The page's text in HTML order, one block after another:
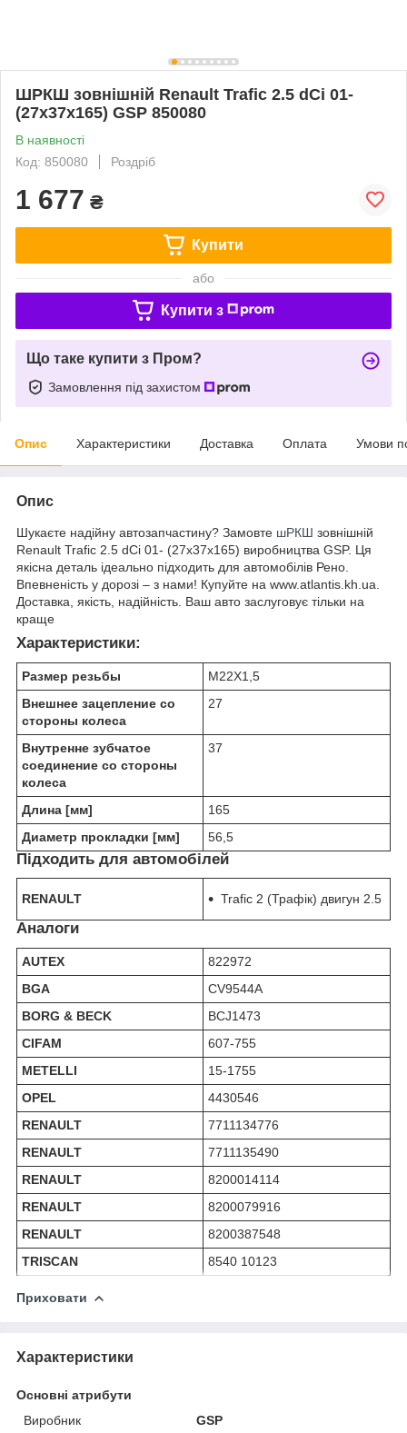
ШРКШ зовнішній Renault Trafic 2.5 dCi 01-
(27x37x165) GSP 850080
В наявності
Код: 850080
Роздріб
1 677 ₴
Купити
або
Купити з
Що таке купити з Пром?
Замовлення під захистом
Опис Характеристики Доставка Оплата Умови
Опис
Шукаєте надійну автозапчастину? Замовте шРКШ зовнішній
Renault Trafic 2.5 dCi 01- (27x37x165) виробництва GSP. Ця
якісна деталь ідеально підходить для автомобілів Рено.
Впевненість у дорозі – з нами! Купуйте на www.atlantis.kh.ua.
Доставка, якість, надійність. Ваш авто заслуговує тільки на
краще
Характеристики:
Размер резьбы
M22X1,5
Внешнее зацепление со
стороны колеса
27
Внутренне зубчатое
соединение со стороны
колеса
37
Длина [мм]
165
Диаметр прокладки [мм]
56,5
Підходить для автомобілей
RENAULT Trafic 2 (Трафік) двигун 2.5
Аналоги
AUTEX
822972
BGA
CV9544A
BORG & BECK
BCJ1473
CIFAM
607-755
METELLI
15-1755
OPEL
4430546
RENAULT
7711134776
RENAULT
7711135490
RENAULT
8200014114
RENAULT
8200079916
RENAULT
8200387548
TRISCAN
8540 10123
Приховати
Характеристики
Основні атрибути
Виробник
GSP